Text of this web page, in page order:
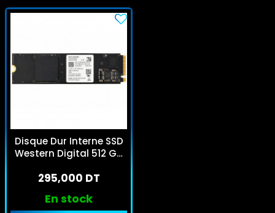
Disque Dur Interne SSD
Western Digital 512 Go
295,000 DT
En stock